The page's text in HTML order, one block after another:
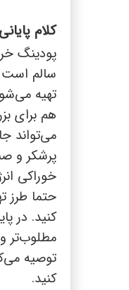
کلام پایانی
پودینگ
سالم است
تهیه
هم برای
می‌تواند
پرشکر و
خوراکی
حتما طرز
کنید. در
مطلوب‌تر
توصیه
کنید.